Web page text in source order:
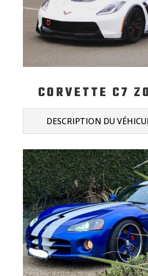
CORVETTE C7
DESCRIPTION DU